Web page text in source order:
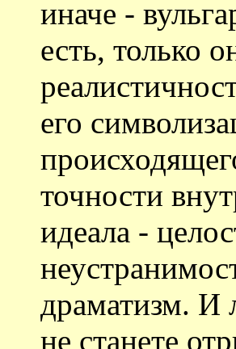
иначе -
есть, только
его
точности
идеала -
драматизм.
не станете